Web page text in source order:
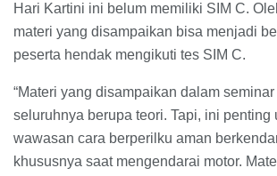
Hari Kartini ini belum memiliki SIM C.
materi yang disampaikan bisa menjadi
peserta hendak mengikuti tes SIM C.
“Materi yang disampaikan dalam
seluruhnya berupa teori. Tapi, ini penting
wawasan cara berperilku aman
khususnya saat mengendarai motor.